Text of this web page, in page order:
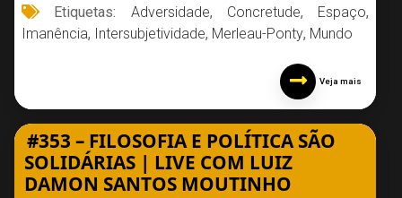
Etiquetas: Adversidade, Concretude, Espaço,
Imanência, Intersubjetividade, Merleau-Ponty, Mundo
Veja mais
#353 – FILOSOFIA E POLÍTICA SÃO
SOLIDÁRIAS | LIVE COM LUIZ
DAMON SANTOS MOUTINHO